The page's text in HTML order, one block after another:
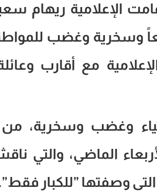
الجاري، قامت الإعلامية
وسخرية وغضب
مع أقارب
وغضب وسخرية، من
الماضي، والتي
وصفتها ”للكبار